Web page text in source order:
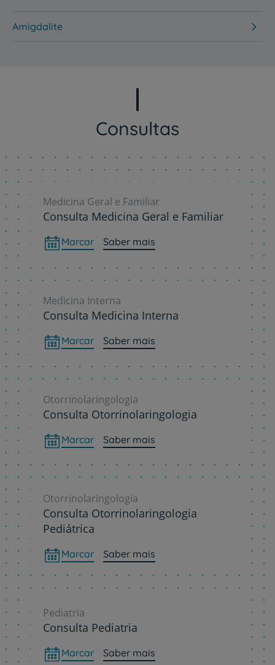
Amigdalite
Consultas
Medicina Geral e Familiar
Consulta Medicina Geral e Familiar
Marcar Saber mais
Medicina Interna
Consulta Medicina Interna
Marcar Saber mais
Otorrinolaringologia
Consulta Otorrinolaringologia
Marcar Saber mais
Otorrinolaringologia
Consulta Otorrinolaringologia
Pediátrica
Marcar Saber mais
Pediatria
Consulta Pediatria
Marcar Saber mais